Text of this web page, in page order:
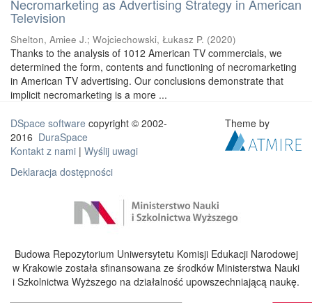
Necromarketing as Advertising Strategy in American
Television
Shelton, Amiee J.; Wojciechowski, Łukasz P. (2020)
Thanks to the analysis of 1012 American TV commercials, we
determined the form, contents and functioning of necromarketing
in American TV advertising. Our conclusions demonstrate that
implicit necromarketing is a more ...
DSpace software copyright © 2002-
2016 DuraSpace
Kontakt z nami | Wyślij uwagi
Deklaracja dostępności
Theme by
Budowa Repozytorium Uniwersytetu Komisji Edukacji Narodowej
w Krakowie została sfinansowana ze środków Ministerstwa Nauki
i Szkolnictwa Wyższego na działalność upowszechniającą naukę.